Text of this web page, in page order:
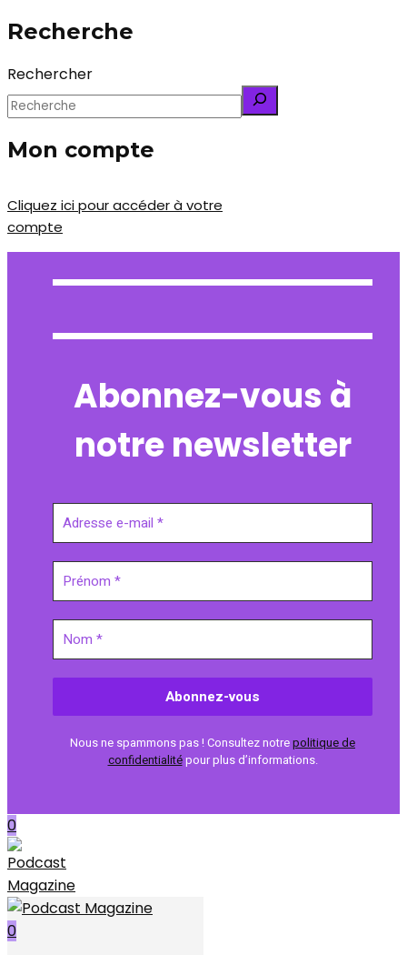
Recherche
Rechercher
Mon compte
Cliquez ici pour accéder à votre
compte
Abonnez-vous à
notre newsletter
Nous ne spammons pas ! Consultez notrepolitique de
confidentialitépour plus d’informations.
0
0